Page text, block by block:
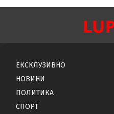
ЕКСКЛУЗИВНО
НОВИНИ
ПОЛИТИКА
СПОРТ